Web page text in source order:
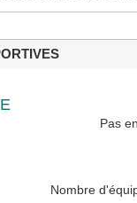
Pas
Nombre